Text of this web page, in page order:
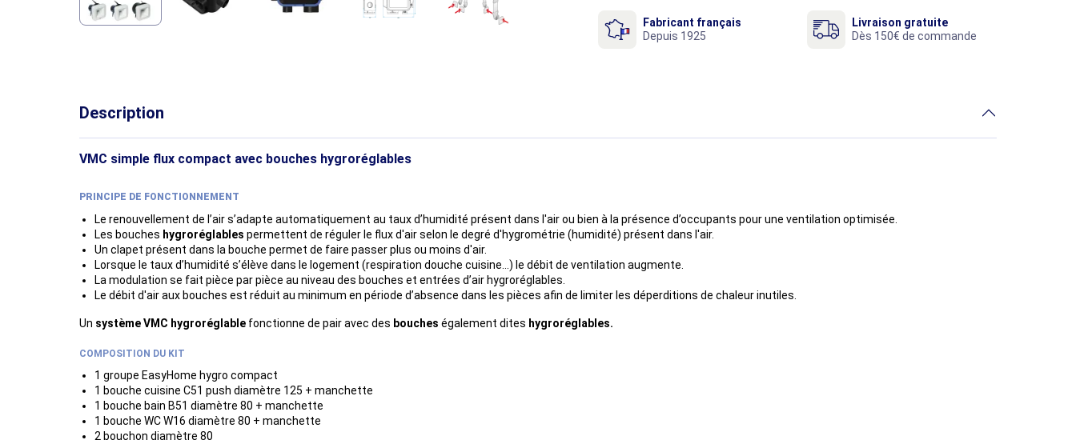
Fabricant français
Depuis 1925
Livraison gratuite
Dès 150€ de commande
Description
VMC simple flux compact avec bouches hygroréglables
PRINCIPE DE FONCTIONNEMENT
Le renouvellement de l’air s’adapte automatiquement au taux d’humidité présent dans l'air ou bien à la présence d’occupants pour une ventilation optimisée.
Les bouches hygroréglables permettent de réguler le flux d'air selon le degré d'hygrométrie (humidité) présent dans l'air.
Un clapet présent dans la bouche permet de faire passer plus ou moins d'air.
Lorsque le taux d’humidité s’élève dans le logement (respiration douche cuisine...) le débit de ventilation augmente.
La modulation se fait pièce par pièce au niveau des bouches et entrées d’air hygroréglables.
Le débit d'air aux bouches est réduit au minimum en période d’absence dans les pièces afin de limiter les déperditions de chaleur inutiles.
Un système VMC hygroréglable fonctionne de pair avec des bouches également dites hygroréglables.
COMPOSITION DU KIT
1 groupe EasyHome hygro compact
1 bouche cuisine C51 push diamètre 125 + manchette
1 bouche bain B51 diamètre 80 + manchette
1 bouche WC W16 diamètre 80 + manchette
2 bouchon diamètre 80